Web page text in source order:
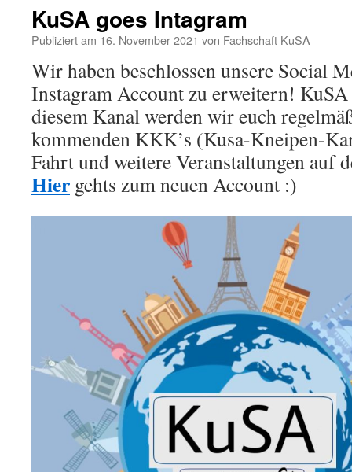
KuSA goes Intagram
Publiziert am 16. November 2021 von Fachschaft KuSA
Wir haben beschlossen unsere Social
Instagram Account zu erweitern!
diesem Kanal werden wir euch
kommenden KKK’s (Kusa-Kneipen-
Fahrt und weitere Veranstaltungen auf
Hier gehts zum neuen Account :)